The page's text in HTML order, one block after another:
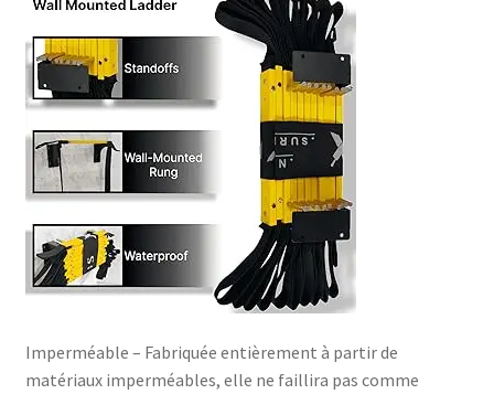
Imperméable – Fabriquée entièrement à partir de
matériaux imperméables, elle ne faillira pas comme